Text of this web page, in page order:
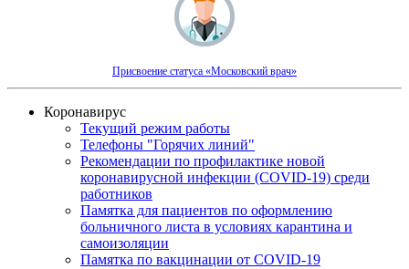
Присвоение статуса «Московский врач»
Коронавирус
Текущий режим работы
Телефоны "Горячих линий"
Рекомендации по профилактике новой
коронавирусной инфекции (COVID-19) среди
работников
Памятка для пациентов по оформлению
больничного листа в условиях карантина и
самоизоляции
Памятка по вакцинации от COVID-19